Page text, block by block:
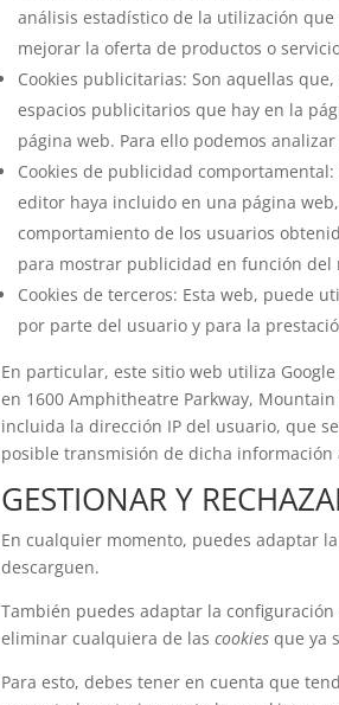
análisis estadístico de la utilización
mejorar la oferta de productos o
Cookies publicitarias: Son aquellas
espacios publicitarios que hay en la
página web. Para ello podemos
Cookies de publicidad
editor haya incluido en una página
comportamiento de los usuarios
para mostrar publicidad en función del
Cookies de terceros: Esta web, puede
por parte del usuario y para la
En particular, este sitio web utiliza
en 1600 Amphitheatre Parkway,
incluida la dirección IP del usuario, que
posible transmisión de dicha información
GESTIONAR Y
En cualquier momento, puedes adaptar
descarguen.
También puedes adaptar la
eliminar cualquiera de lascookies que ya
Para esto, debes tener en cuenta que